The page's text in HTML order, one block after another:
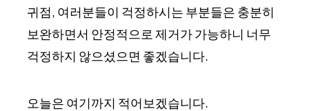
귀점, 여러분들이 걱정하시는 부분들은 충분히
보완하면서 안정적으로 제거가 가능하니 너무
걱정하지 않으셨으면 좋겠습니다.
오늘은 여기까지 적어보겠습니다.